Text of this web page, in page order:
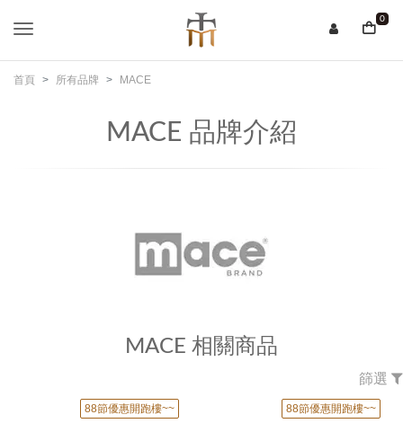
0
首頁 所有品牌 MACE
MACE 品牌介紹
MACE 相關商品
篩選
88節優惠開跑樓~~ 88節優惠開跑樓~~